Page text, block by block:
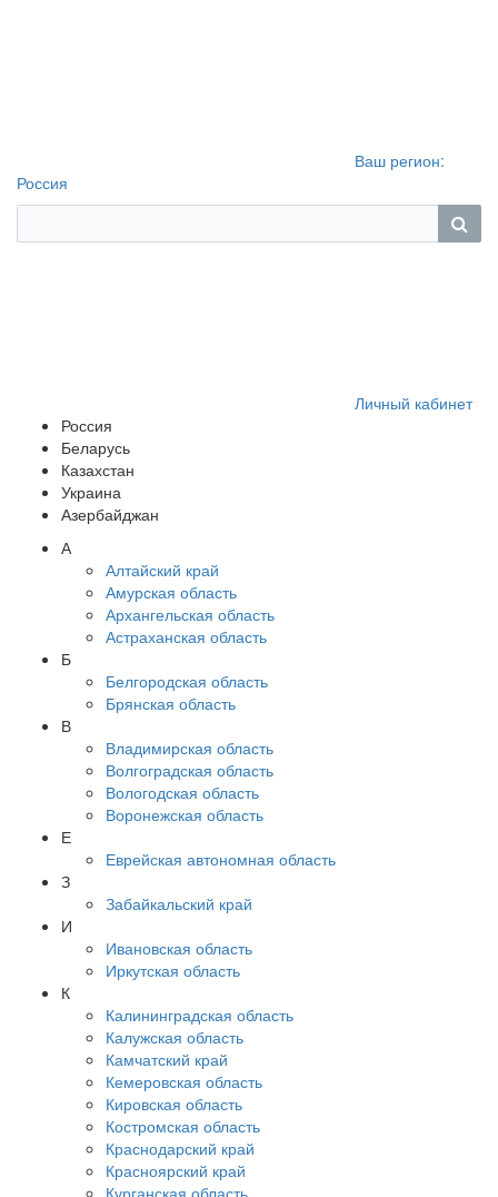
Ваш регион:
Россия
Личный кабинет
Россия
Беларусь
Казахстан
Украина
Азербайджан
А
Алтайский край
Амурская область
Архангельская область
Астраханская область
Б
Белгородская область
Брянская область
В
Владимирская область
Волгоградская область
Вологодская область
Воронежская область
Е
Еврейская автономная область
З
Забайкальский край
И
Ивановская область
Иркутская область
К
Калининградская область
Калужская область
Камчатский край
Кемеровская область
Кировская область
Костромская область
Краснодарский край
Красноярский край
Курганская область